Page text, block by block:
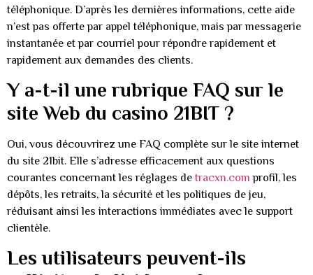
téléphonique. D’après les dernières informations, cette aide
n’est pas offerte par appel téléphonique, mais par messagerie
instantanée et par courriel pour répondre rapidement et
rapidement aux demandes des clients.
Y a-t-il une rubrique FAQ sur le
site Web du casino 21BIT ?
Oui, vous découvrirez une FAQ complète sur le site internet
du site 21bit. Elle s’adresse efficacement aux questions
courantes concernant les réglages de tracxn.com profil, les
dépôts, les retraits, la sécurité et les politiques de jeu,
réduisant ainsi les interactions immédiates avec le support
clientèle.
Les utilisateurs peuvent-ils